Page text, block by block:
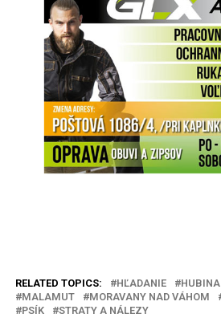
RELATED TOPICS: HĽADANIE HUBINA
MALAMUT
MORAVANY NAD VÁHOM
PSÍK
STRATY A NÁLEZY